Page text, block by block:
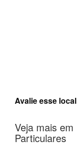
Avalie esse
Veja mais
Particulares